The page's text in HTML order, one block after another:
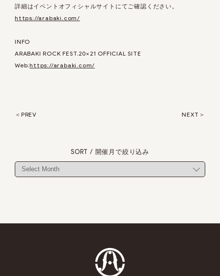
詳細はイベントオフィシャルサイトにてご確認ください。
https://arabaki.com/
INFO
ARABAKI ROCK FEST.20×21 OFFICIAL SITE
Web:https://arabaki.com/
NEXT
PREV
SORT / 開催月で絞り込み